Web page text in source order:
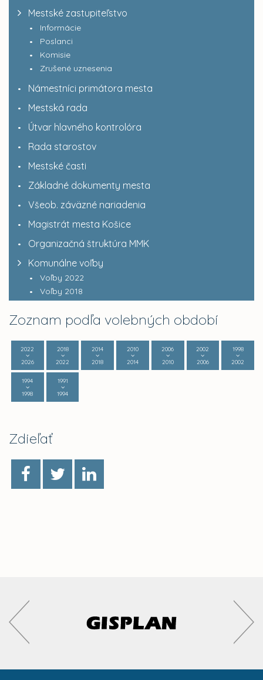
Mestské zastupiteľstvo
Informácie
Poslanci
Komisie
Zrušené uznesenia
Námestníci primátora mesta
Mestská rada
Útvar hlavného kontrolóra
Rada starostov
Mestské časti
Základné dokumenty mesta
Všeob. záväzné nariadenia
Magistrát mesta Košice
Organizačná štruktúra MMK
Komunálne voľby
Voľby 2022
Voľby 2018
Zoznam podľa volebných období
2022
2026
2018
2022
2014
2018
2010
2014
2006
2010
2002
2006
1998
2002
1994
1998
1991
1994
Zdieľať